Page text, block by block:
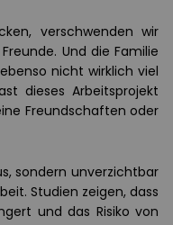
verschwenden wir
Und die Familie
nicht wirklich viel
dieses Arbeitsprojekt
Freundschaften oder
sondern unverzichtbar
Studien zeigen, dass
und das Risiko von